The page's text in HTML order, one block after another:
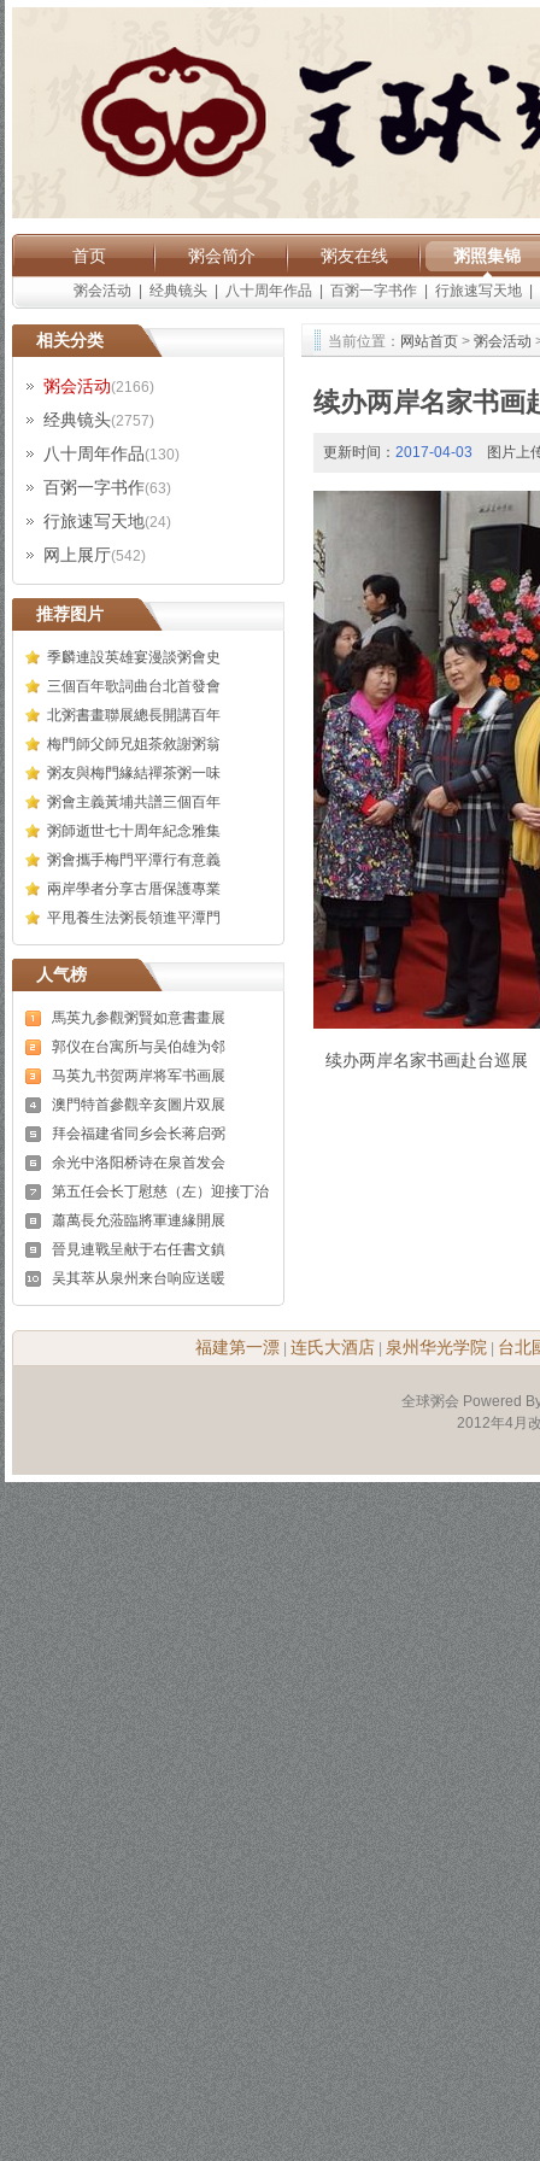
首页 粥会简介 粥友在线 粥照集锦
粥会活动 经典镜头 八十周年作品 百粥一字书作 行旅速写天地
相关分类
粥会活动(2166)
经典镜头(2757)
八十周年作品(130)
百粥一字书作(63)
行旅速写天地(24)
网上展厅(542)
推荐图片
季麟連設英雄宴漫談粥會史
三個百年歌詞曲台北首發會
北粥書畫聯展總長開講百年
梅門師父師兄姐茶敘謝粥翁
粥友與梅門緣結禪茶粥一味
粥會主義黃埔共譜三個百年
粥師逝世七十周年紀念雅集
粥會攜手梅門平潭行有意義
兩岸學者分享古厝保護專業
平甩養生法粥長領進平潭門
人气榜
馬英九参觀粥賢如意書畫展
郭仪在台寓所与吴伯雄为邻
马英九书贺两岸将军书画展
澳門特首參觀辛亥圖片双展
拜会福建省同乡会长蒋启弼
余光中洛阳桥诗在泉首发会
第五任会长丁慰慈（左）迎接丁治
蕭萬長允蒞臨將軍連緣開展
晉見連戰呈献于右任書文鎮
吴其萃从泉州来台响应送暖
当前位置： 网站首页 > 粥会活动
续办两岸名家书画
更新时间： 2017-04-03 图片上
续办两岸名家书画赴台巡展
福建第一漂 连氏大酒店 泉州华光学院 台北
全球粥会 Powered
2012年4月